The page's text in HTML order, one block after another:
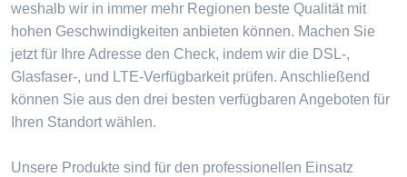
weshalb wir in immer mehr Regionen beste Qualität mit
hohen Geschwindigkeiten anbieten können. Machen Sie
jetzt für Ihre Adresse den Check, indem wir die DSL-,
Glasfaser-, und LTE-Verfügbarkeit prüfen. Anschließend
können Sie aus den drei besten verfügbaren Angeboten für
Ihren Standort wählen.
Unsere Produkte sind für den professionellen Einsatz